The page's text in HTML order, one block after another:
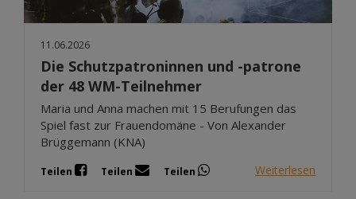
11.06.2026
Die Schutzpatroninnen und -patrone
der 48 WM-Teilnehmer
Maria und Anna machen mit 15 Berufungen das
Spiel fast zur Frauendomäne - Von Alexander
Brüggemann (KNA)
Teilen Teilen Teilen Weiterlesen